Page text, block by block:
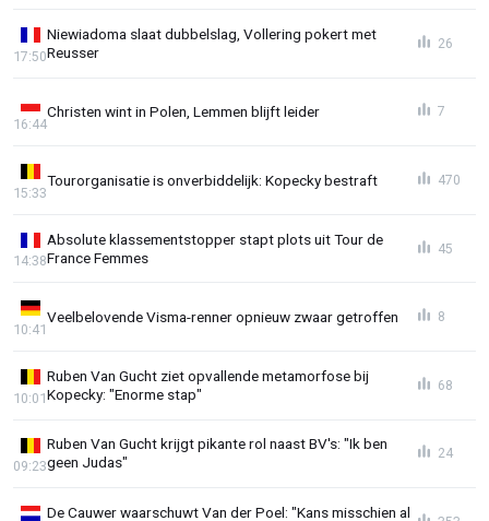
Niewiadoma slaat dubbelslag, Vollering pokert met
Reusser
17:50
26
Christen wint in Polen, Lemmen blijft leider
16:44
7
Tourorganisatie is onverbiddelijk: Kopecky bestraft
15:33
470
Absolute klassementstopper stapt plots uit Tour de
France Femmes
14:38
45
Veelbelovende Visma-renner opnieuw zwaar getroffen
10:41
8
Ruben Van Gucht ziet opvallende metamorfose bij
Kopecky: "Enorme stap"
10:01
68
Ruben Van Gucht krijgt pikante rol naast BV's: "Ik ben
geen Judas"
09:23
24
De Cauwer waarschuwt Van der Poel: "Kans misschien al